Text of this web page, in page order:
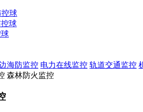
球
球
海防监控 电力在线监控 轨道交通监控
森林防火监控